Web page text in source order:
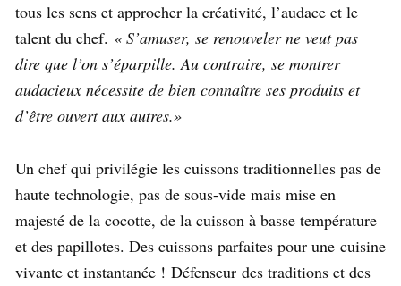
tous les sens et approcher la créativité, l’audace et le
talent du chef. « S’amuser, se renouveler ne veut pas
dire que l’on s’éparpille. Au contraire, se montrer
audacieux nécessite de bien connaître ses produits et
d’être ouvert aux autres.»
Un chef qui privilégie les cuissons traditionnelles pas de
haute technologie, pas de sous-vide mais mise en
majesté de la cocotte, de la cuisson à basse température
et des papillotes. Des cuissons parfaites pour une cuisine
vivante et instantanée ! Défenseur des traditions et des